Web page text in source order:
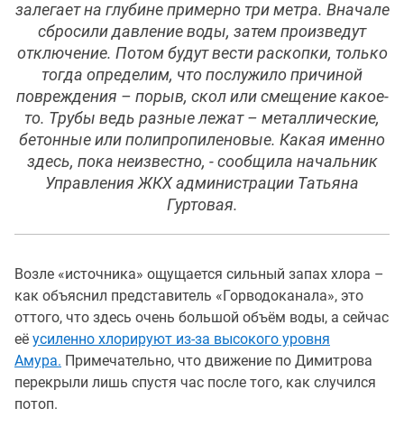
залегает на глубине примерно три метра. Вначале
сбросили давление воды, затем произведут
отключение. Потом будут вести раскопки, только
тогда определим, что послужило причиной
повреждения – порыв, скол или смещение какое-
то. Трубы ведь разные лежат – металлические,
бетонные или полипропиленовые. Какая именно
здесь, пока неизвестно, - сообщила начальник
Управления ЖКХ администрации Татьяна
Гуртовая.
Возле «источника» ощущается сильный запах хлора –
как объяснил представитель «Горводоканала», это
оттого, что здесь очень большой объём воды, а сейчас
её усиленно хлорируют из-за высокого уровня
Амура. Примечательно, что движение по Димитрова
перекрыли лишь спустя час после того, как случился
потоп.